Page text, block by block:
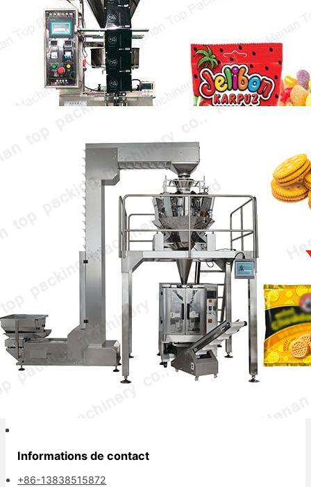
La machine d'emballage de poche de bonbons
peut emballer toutes sortes de bonbons en
lot, ce qui augmente considérablement…
Machine d'emballage de biscuits de
boulangerie
La machine d'emballage de biscuits de
boulangerie est l'équipement clé pour garantir
la fraîcheur et le goût original…
Informations de contact
+86-13838515872